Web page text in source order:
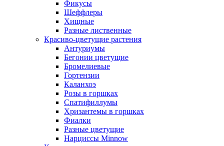
Фикусы
Шеффлеры
Хищные
Разные лиственные
Красиво-цветущие растения
Антуриумы
Бегонии цветущие
Бромелиевые
Гортензии
Каланхоэ
Розы в горшках
Спатифиллумы
Хризантемы в горшках
Фиалки
Разные цветущие
Нарциссы Minnow